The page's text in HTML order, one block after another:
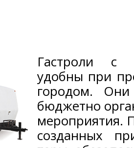
Гастроли с
удобны при
городом.
бюджетно
мероприятия.
созданных